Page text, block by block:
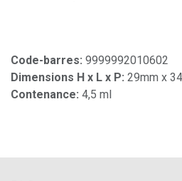
Code-barres: 9999992010602
Dimensions H x L x P: 29mm x
Contenance: 4,5 ml